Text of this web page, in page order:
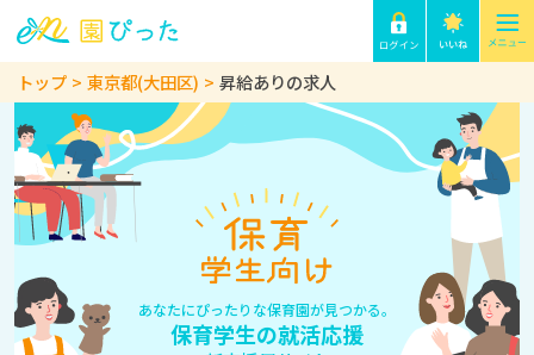
トップ 東京都(大田区) 昇給ありの求人
あなたにぴったりな保育園が見つかる。
保育学生の就活応援